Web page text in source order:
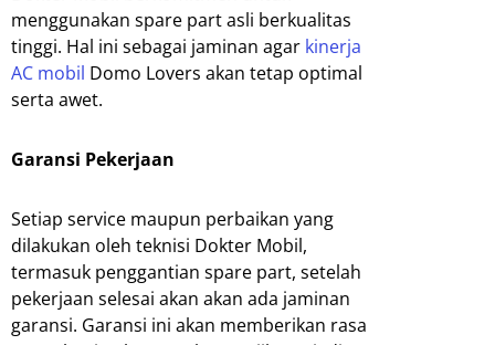
menggunakan spare part asli berkualitas
tinggi. Hal ini sebagai jaminan agar kinerja
AC mobil Domo Lovers akan tetap optimal
serta awet.
Garansi Pekerjaan
Setiap service maupun perbaikan yang
dilakukan oleh teknisi Dokter Mobil,
termasuk penggantian spare part, setelah
pekerjaan selesai akan akan ada jaminan
garansi. Garansi ini akan memberikan rasa